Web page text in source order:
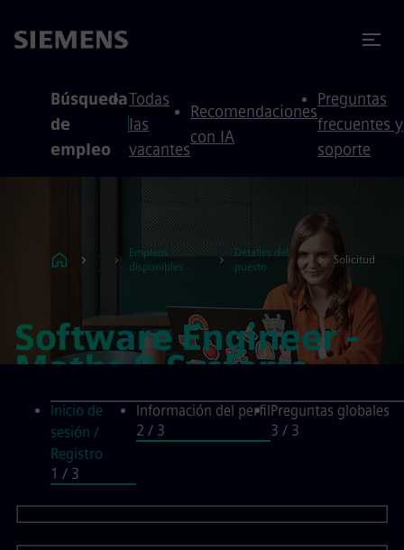
Búsqueda
de
empleo
Todas
las
vacantes
Recomendaciones
con IA
Preguntas
frecuentes y
soporte
..
.
Empleos
disponibles
Detalles del
puesto
Solicitud
Software Engineer -
Maths & Systems
Inicio de
sesión /
Registro
1 / 3
Información del perfil
2 / 3
Preguntas globales
3 / 3